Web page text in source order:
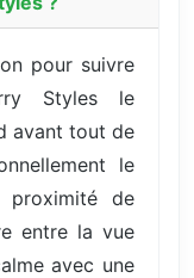
pour suivre
Styles le
avant tout de
le
de
entre la vue
avec une